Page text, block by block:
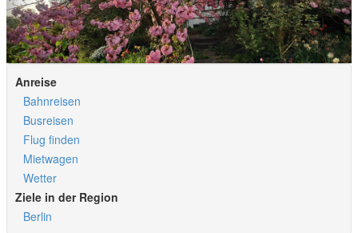
Anreise
Bahnreisen
Busreisen
Flug finden
Mietwagen
Wetter
Ziele in der Region
Berlin